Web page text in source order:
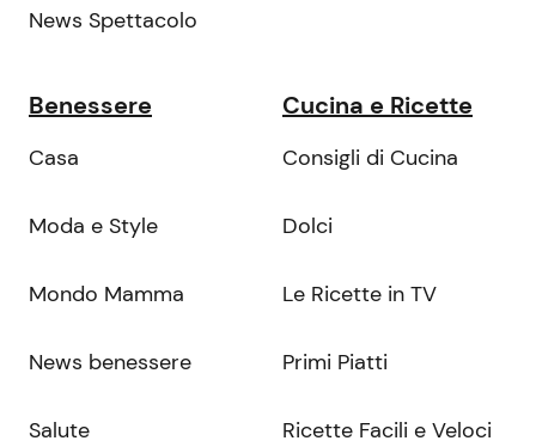
News Spettacolo
Benessere
Casa
Moda e Style
Mondo Mamma
News benessere
Salute
Cucina e Ricette
Consigli di Cucina
Dolci
Le Ricette in TV
Primi Piatti
Ricette Facili e Veloci